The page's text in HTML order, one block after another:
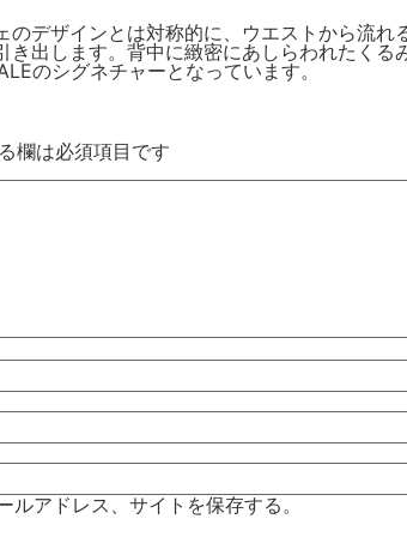
デザインとは対称的に、ウエストから流
出します。背中に緻密にあしらわれたく
のシグネチャーとなっています。
欄は必須項目です
アドレス、サイトを保存する。